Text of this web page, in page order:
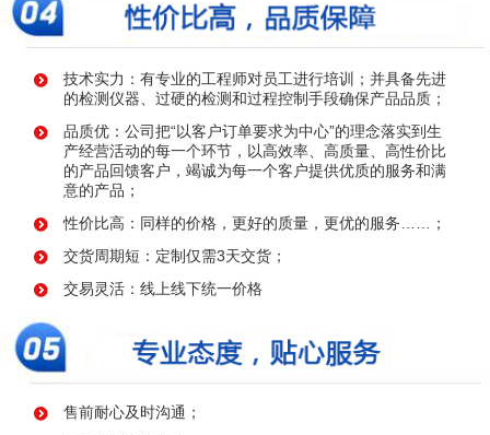
技术实力：有专业的工程师对员工进行培训；并具备先进
的检测仪器、过硬的检测和过程控制手段确保产品品质；
品质优：公司把“以客户订单要求为中心”的理念落实到生
产经营活动的每一个环节，以高效率、高质量、高性价比
的产品回馈客户，竭诚为每一个客户提供优质的服务和满
意的产品；
性价比高：同样的价格，更好的质量，更优的服务……；
交货周期短：定制仅需3天交货；
交易灵活：线上线下统一价格
售前耐心及时沟通；